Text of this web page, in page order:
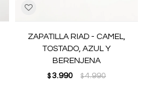
ZAPATILLA RIAD - CAMEL,
TOSTADO, AZUL Y
BERENJENA
$ 3.990 $4.990